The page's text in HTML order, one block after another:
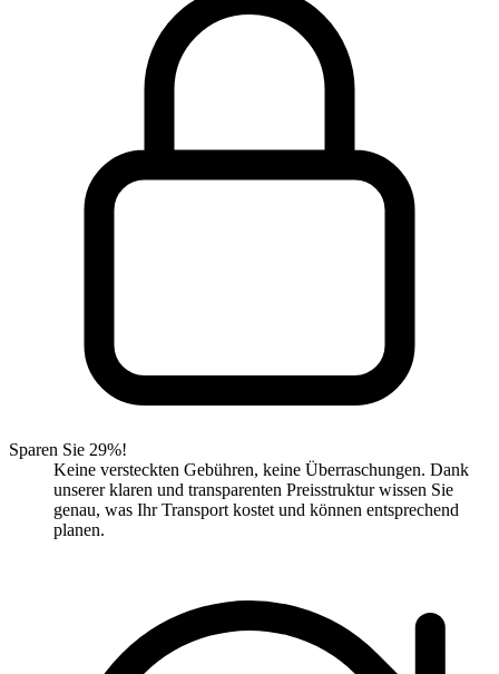
Sparen Sie 29%!
Keine versteckten Gebühren, keine Überraschungen. Dank
unserer klaren und transparenten Preisstruktur wissen Sie
genau, was Ihr Transport kostet und können entsprechend
planen.